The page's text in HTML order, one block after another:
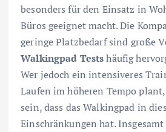
besonders für den Einsatz in
Büros geeignet macht. Die
geringe Platzbedarf sind große
Walkingpad Testshäufig
Wer jedoch ein intensiveres
Laufen im höheren Tempo
sein, dass das Walkingpad in
Einschränkungen hat.